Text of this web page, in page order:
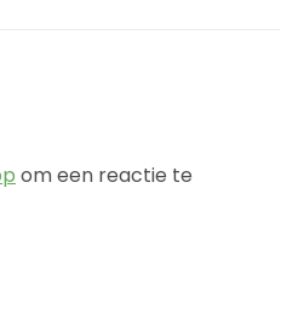
om een reactie te